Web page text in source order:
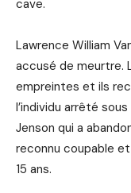
cave.
Lawrence William
accusé de meurtre.
empreintes et ils
l’individu arrêté
Jenson qui a
reconnu coupable
15 ans.